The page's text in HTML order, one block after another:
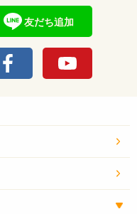
友だち追加